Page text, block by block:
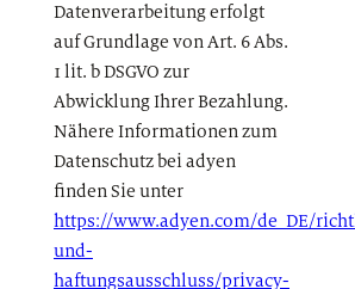
Datenverarbeitung erfolgt
auf Grundlage von Art. 6 Abs.
1 lit. b DSGVO zur
Abwicklung Ihrer Bezahlung.
Nähere Informationen zum
Datenschutz bei adyen
finden Sie unter
https://www.adyen.com/de_DE/
und-
haftungsausschluss/privacy-